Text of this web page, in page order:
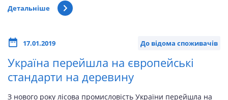
Детальніше
17.01.2019 До відома споживачів
Україна перейшла на європейські
стандарти на деревину
З нового року лісова промисловість України перейшла на